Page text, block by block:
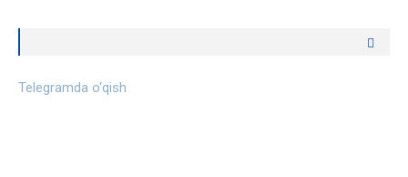
Telegramda o‘qish